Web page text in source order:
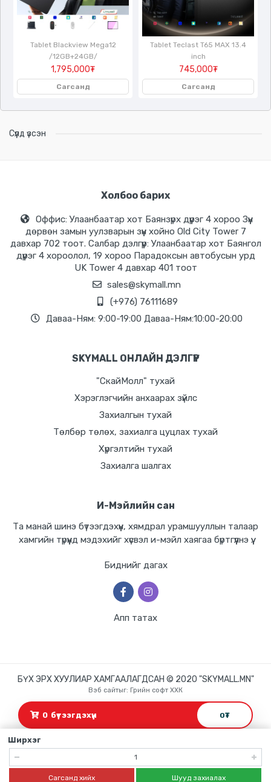
Ширхэг
Сагсанд хийх Шууд захиалах
Tablet Blackview Mega12
/12GB+24GB/
1,795,000₮
Сагсанд
Tablet Teclast T65 MAX 13.4
inch
745,000₮
Сагсанд
Сүүлд үзсэн
Холбоо барих
Оффис: Улаанбаатар хот Баянзүрх дүүрэг 4 хороо Зүүн
дөрвөн замын уулзварын зүүн хойно Old City Tower 7
давхар 702 тоот. Салбар дэлгүүр: Улаанбаатар хот Баянгол
дүүрэг 4 хороолол, 19 хороо Парадоксын автобусын урд
UK Tower 4 давхар 401 тоот
sales@skymall.mn
(+976) 76111689
Даваа-Ням: 9:00-19:00 Даваа-Ням:10:00-20:00
SKYMALL ОНЛАЙН ДЭЛГҮҮР
"СкайМолл" тухай
Хэрэглэгчийн анхаарах зүйлс
Захиалгын тухай
Төлбөр төлөх, захиалга цуцлах тухай
Хүргэлтийн тухай
Захиалга шалгах
И-Мэйлийн сан
Та манай шинэ бүтээгдэхүүн, хямдрал урамшууллын талаар
хамгийн түрүүнд мэдэхийг хүсвэл и-мэйл хаягаа бүртгүүлнэ үү.
Биднийг дагах
Апп татах
БҮХ ЭРХ ХУУЛИАР ХАМГААЛАГДСАН © 2020 "SKYMALL.MN"
Вэб сайтыг: Грийн софт ХХК
Дуудлагын төв
0 бүтээгдэхүүн 0₮